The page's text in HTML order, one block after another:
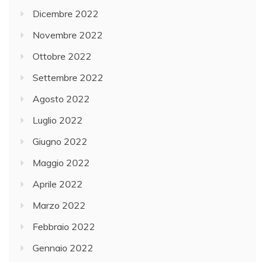
Dicembre 2022
Novembre 2022
Ottobre 2022
Settembre 2022
Agosto 2022
Luglio 2022
Giugno 2022
Maggio 2022
Aprile 2022
Marzo 2022
Febbraio 2022
Gennaio 2022